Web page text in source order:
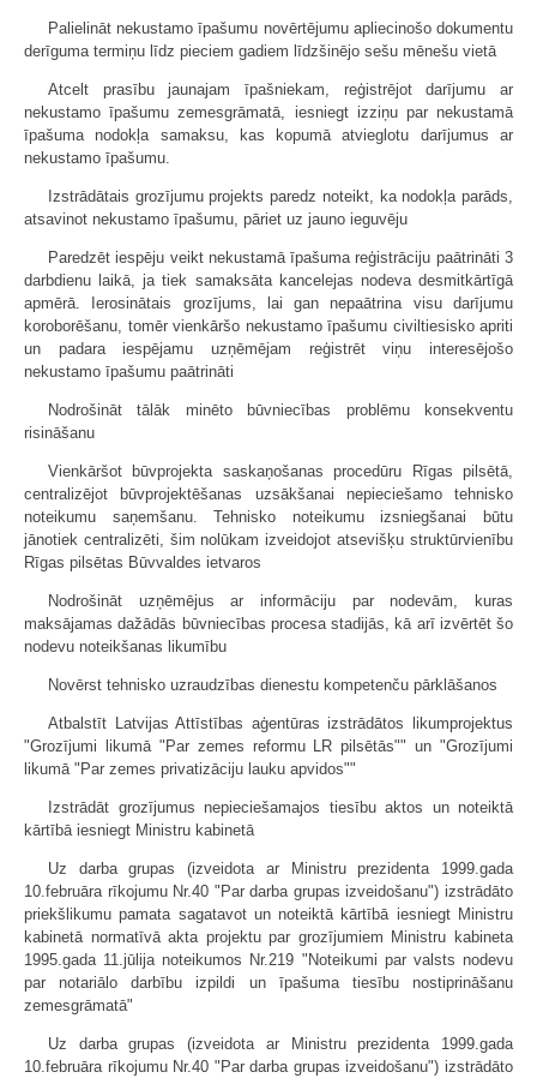
Palielināt nekustamo īpašumu novērtējumu apliecinošo dokumentu
derīguma termiņu līdz pieciem gadiem līdzšinējo sešu mēnešu vietā
Atcelt prasību jaunajam īpašniekam, reģistrējot darījumu ar
nekustamo īpašumu zemesgrāmatā, iesniegt izziņu par nekustamā
īpašuma nodokļa samaksu, kas kopumā atvieglotu darījumus ar
nekustamo īpašumu.
Izstrādātais grozījumu projekts paredz noteikt, ka nodokļa parāds,
atsavinot nekustamo īpašumu, pāriet uz jauno ieguvēju
Paredzēt iespēju veikt nekustamā īpašuma reģistrāciju paātrināti 3
darbdienu laikā, ja tiek samaksāta kancelejas nodeva desmitkārtīgā
apmērā. Ierosinātais grozījums, lai gan nepaātrina visu darījumu
koroborēšanu, tomēr vienkāršo nekustamo īpašumu civiltiesisko apriti
un padara iespējamu uzņēmējam reģistrēt viņu interesējošo
nekustamo īpašumu paātrināti
Nodrošināt tālāk minēto būvniecības problēmu konsekventu
risināšanu
Vienkāršot būvprojekta saskaņošanas procedūru Rīgas pilsētā,
centralizējot būvprojektēšanas uzsākšanai nepieciešamo tehnisko
noteikumu saņemšanu. Tehnisko noteikumu izsniegšanai būtu
jānotiek centralizēti, šim nolūkam izveidojot atsevišķu struktūrvienību
Rīgas pilsētas Būvvaldes ietvaros
Nodrošināt uzņēmējus ar informāciju par nodevām, kuras
maksājamas dažādās būvniecības procesa stadijās, kā arī izvērtēt šo
nodevu noteikšanas likumību
Novērst tehnisko uzraudzības dienestu kompetenču pārklāšanos
Atbalstīt Latvijas Attīstības aģentūras izstrādātos likumprojektus
"Grozījumi likumā "Par zemes reformu LR pilsētās"" un "Grozījumi
likumā "Par zemes privatizāciju lauku apvidos""
Izstrādāt grozījumus nepieciešamajos tiesību aktos un noteiktā
kārtībā iesniegt Ministru kabinetā
Uz darba grupas (izveidota ar Ministru prezidenta 1999.gada
10.februāra rīkojumu Nr.40 "Par darba grupas izveidošanu") izstrādāto
priekšlikumu pamata sagatavot un noteiktā kārtībā iesniegt Ministru
kabinetā normatīvā akta projektu par grozījumiem Ministru kabineta
1995.gada 11.jūlija noteikumos Nr.219 "Noteikumi par valsts nodevu
par notariālo darbību izpildi un īpašuma tiesību nostiprināšanu
zemesgrāmatā"
Uz darba grupas (izveidota ar Ministru prezidenta 1999.gada
10.februāra rīkojumu Nr.40 "Par darba grupas izveidošanu") izstrādāto